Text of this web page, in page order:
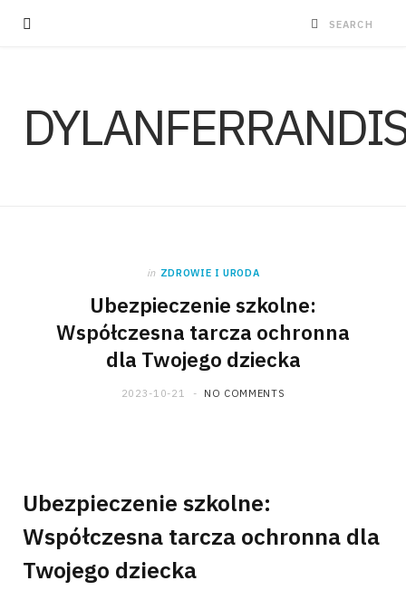
in ZDROWIE I URODA
Ubezpieczenie szkolne:
Współczesna tarcza ochronna
dla Twojego dziecka
2023-10-21 NO COMMENTS
Ubezpieczenie szkolne:
Współczesna tarcza ochronna dla
Twojego dziecka